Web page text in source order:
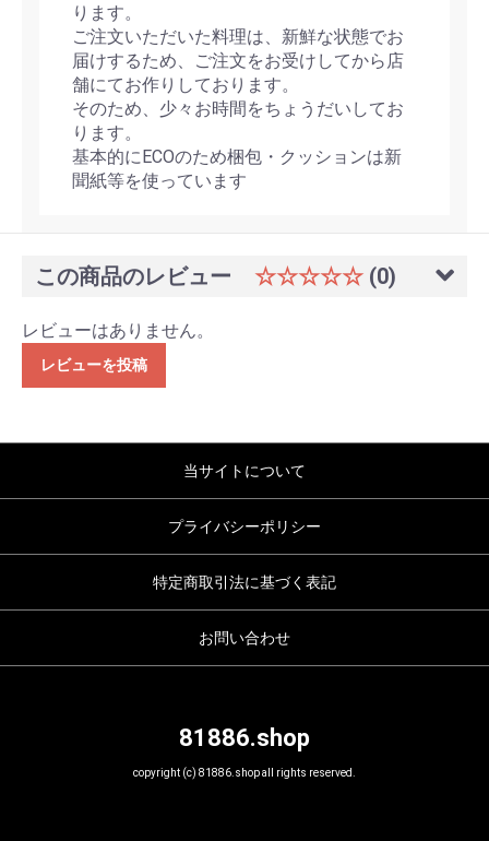
ります。
ご注文いただいた料理は、新鮮な状態でお
届けするため、ご注文をお受けしてから店
舗にてお作りしております。
そのため、少々お時間をちょうだいしてお
ります。
基本的にECOのため梱包・クッションは新
聞紙等を使っています
この商品のレビュー ☆☆☆☆☆ (0)
レビューはありません。
レビューを投稿
当サイトについて
プライバシーポリシー
特定商取引法に基づく表記
お問い合わせ
81886.shop
copyright (c) 81886.shop all rights reserved.